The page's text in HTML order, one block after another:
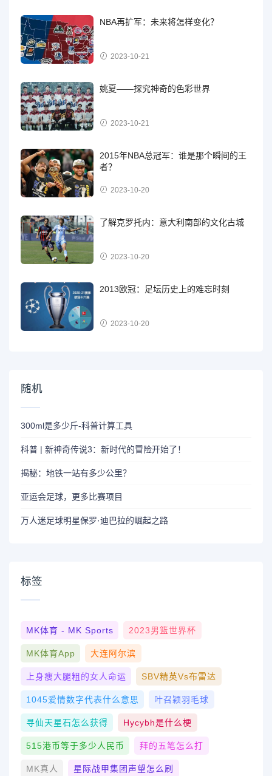
NBA再扩军：未来将怎样变化？
2023-10-21
姚夏——探究神奇的色彩世界
2023-10-21
2015年NBA总冠军：谁是那个瞬间的王
者？
2023-10-20
了解克罗托内：意大利南部的文化古城
2023-10-20
2013欧冠：足坛历史上的难忘时刻
2023-10-20
随机
300ml是多少斤-科普计算工具
科普 | 新神奇传说3：新时代的冒险开始了！
揭秘：地铁一站有多少公里？
亚运会足球，更多比赛项目
万人迷足球明星保罗·迪巴拉的崛起之路
标签
MK体育 - MK Sports 2023男篮世界杯
MK体育App 大连阿尔滨
上身瘦大腿粗的女人命运 SBV精英vs布雷达
1045爱情数字代表什么意思 叶召颖羽毛球
寻仙天星石怎么获得 Hycybh是什么梗
515港币等于多少人民币 拜的五笔怎么打
MK真人 星际战甲集团声望怎么刷